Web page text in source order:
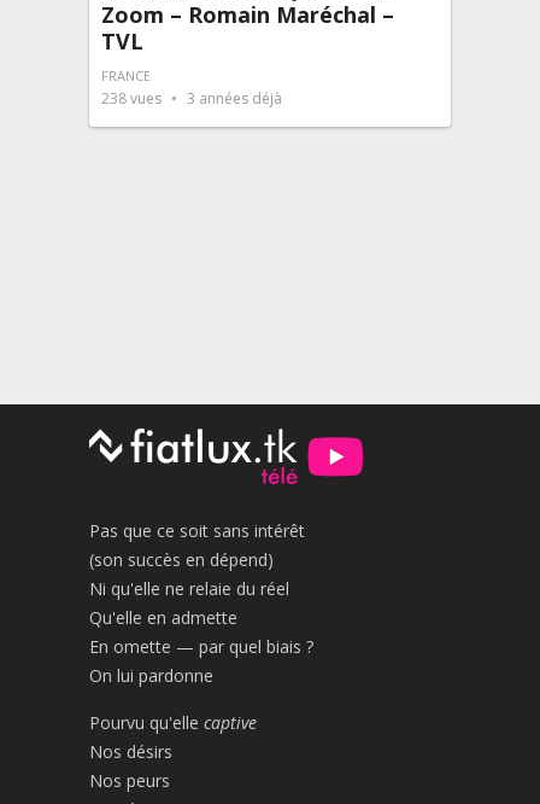
Zoom – Romain Maréchal –
TVL
FRANCE
238vues 3 années déjà
Pas que ce soit sans intérêt
(son succès en dépend)
Ni qu'elle ne relaie du réel
Qu'elle en admette
En omette — par quel biais ?
On lui pardonne
Pourvu qu'elle captive
Nos désirs
Nos peurs